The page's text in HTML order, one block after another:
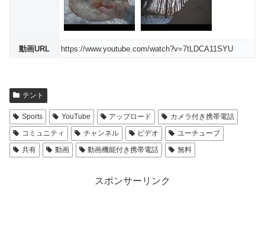
動画URL https://www.youtube.com/watch?v=7tLDCA11SYU
テント
Sports YouTube アップロード
カメラ付き携帯電話
コミュニティ
チャンネル ビデオ
ユーチューブ
共有
動画 動画機能付き携帯電話 無料
スポンサーリンク